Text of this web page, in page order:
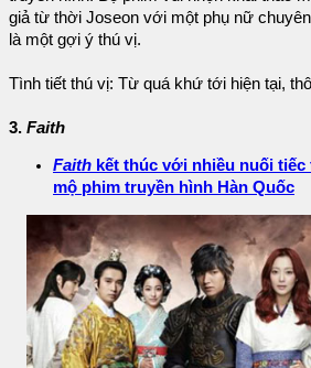
giả từ thời Joseon với một phụ nữ
là một gợi ý thú vị.
Tình tiết thú vị: Từ quá khứ tới hiện tại,
3. Faith
Faith kết thúc với nhiều nuối
mộ phim truyền hình Hàn Quốc